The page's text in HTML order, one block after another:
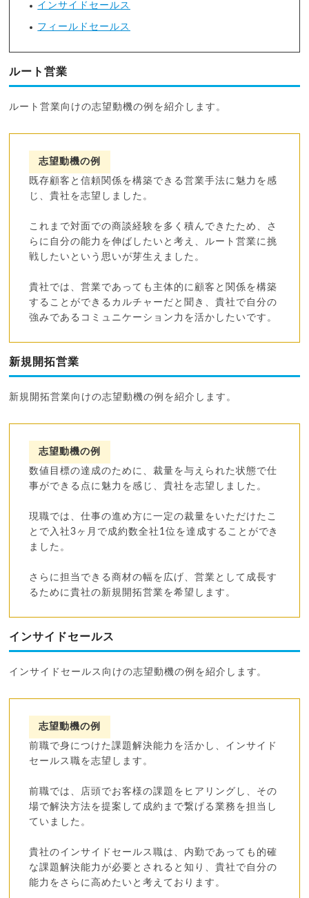
インサイドセールス
フィールドセールス
ルート営業
ルート営業向けの志望動機の例を紹介します。
志望動機の例
既存顧客と信頼関係を構築できる営業手法に魅力を感
じ、貴社を志望しました。
これまで対面での商談経験を多く積んできたため、さ
らに自分の能力を伸ばしたいと考え、ルート営業に挑
戦したいという思いが芽生えました。
貴社では、営業であっても主体的に顧客と関係を構築
することができるカルチャーだと聞き、貴社で自分の
強みであるコミュニケーション力を活かしたいです。
新規開拓営業
新規開拓営業向けの志望動機の例を紹介します。
志望動機の例
数値目標の達成のために、裁量を与えられた状態で仕
事ができる点に魅力を感じ、貴社を志望しました。
現職では、仕事の進め方に一定の裁量をいただけたこ
とで入社3ヶ月で成約数全社1位を達成することができ
ました。
さらに担当できる商材の幅を広げ、営業として成長す
るために貴社の新規開拓営業を希望します。
インサイドセールス
インサイドセールス向けの志望動機の例を紹介します。
志望動機の例
前職で身につけた課題解決能力を活かし、インサイド
セールス職を志望します。
前職では、店頭でお客様の課題をヒアリングし、その
場で解決方法を提案して成約まで繋げる業務を担当し
ていました。
貴社のインサイドセールス職は、内勤であっても的確
な課題解決能力が必要とされると知り、貴社で自分の
能力をさらに高めたいと考えております。